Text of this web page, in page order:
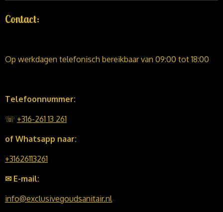
Contact:
Op werkdagen telefonisch bereikbaar van 09:00 tot 18:00
Telefoonnummer:
☏ +316-261 13 261
of Whatsapp naar:
+31626113261
✉ E-mail:
info@exclusivegoudsanitair.nl